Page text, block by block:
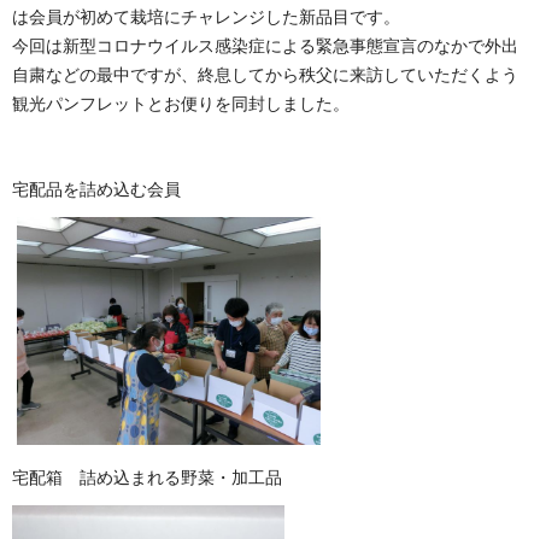
は会員が初めて栽培にチャレンジした新品目です。
今回は新型コロナウイルス感染症による緊急事態宣言のなかで外出
自粛などの最中ですが、終息してから秩父に来訪していただくよう
観光パンフレットとお便りを同封しました。
宅配品を詰め込む会員
宅配箱 詰め込まれる野菜・加工品